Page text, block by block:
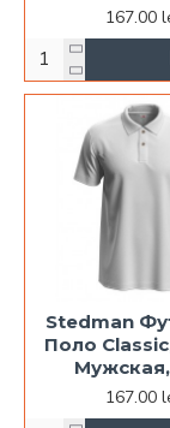
167.00
Stedman
Поло
Мужская,
167.00